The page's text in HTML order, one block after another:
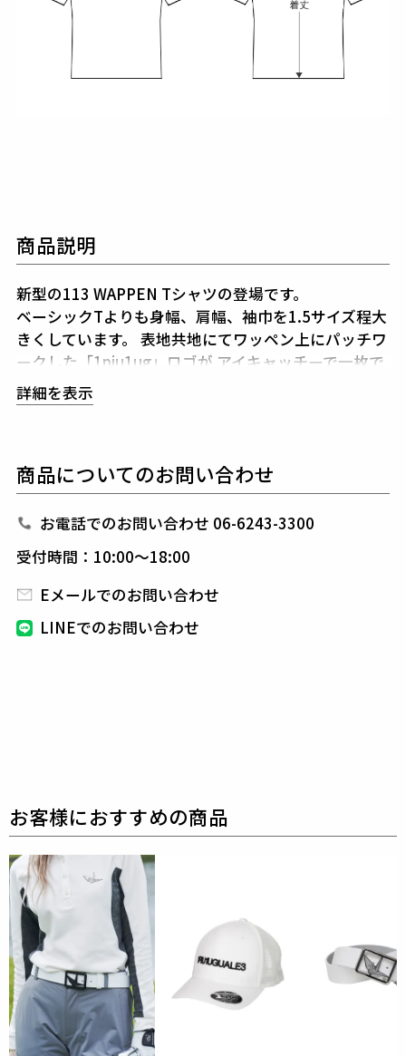
商品説明
新型の113 WAPPEN Tシャツの登場です。
ベーシックTよりも身幅、肩幅、袖巾を1.5サイズ程大
きくしています。 表地共地にてワッペン上にパッチワ
ークした「1piu1ug」ロゴが アイキャッチーで一枚で
アウター使いするもよし、
逸品です。
20/1 VINTAGE EFFECT COTTON
コットン100%
るハリコシ感を出しています。
中、敢えての粗野感を全面に打ち出した天竺組織で
す。
詳細を表示
商品についてのお問い合わせ
お電話でのお問い合わせ 06-6243-3300
受付時間：10:00～18:00
Eメールでのお問い合わせ
LINEでのお問い合わせ